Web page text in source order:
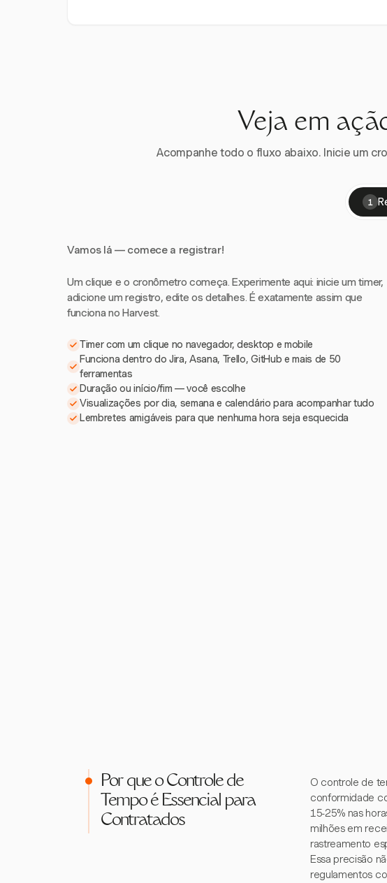
Veja em
Acompanhe todo o fluxo abaixo. Inicie um
1
Vamos lá — comece a registrar!
Um clique e o cronômetro começa. Experimente aqui: inicie um timer,
adicione um registro, edite os detalhes. É exatamente assim que
funciona no Harvest.
Timer com um clique no navegador, desktop e mobile
Funciona dentro do Jira, Asana, Trello, GitHub e mais de 50
ferramentas
Duração ou início/fim — você escolhe
Visualizações por dia, semana e calendário para acompanhar tudo
Lembretes amigáveis para que nenhuma hora seja esquecida
Por que o Controle de
Tempo é Essencial para
Contratados
O controle de
conformidade
15-25% nas
milhões em
rastreamento
Essa precisão
regulamentos